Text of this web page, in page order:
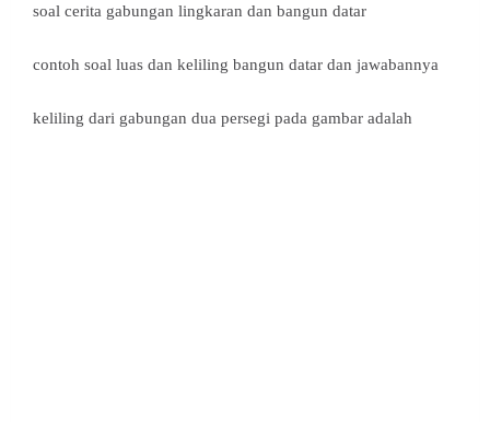
soal cerita gabungan lingkaran dan bangun datar
contoh soal luas dan keliling bangun datar dan jawabannya
keliling dari gabungan dua persegi pada gambar adalah